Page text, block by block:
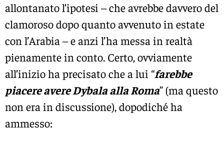
allontanato l’ipotesi – che avrebbe davvero del
clamoroso dopo quanto avvenuto in estate
con l’Arabia – e anzi l’ha messa in realtà
pienamente in conto. Certo, ovviamente
all’inizio ha precisato che a lui “farebbe
piacere avere Dybala alla Roma” (ma questo
non era in discussione), dopodiché ha
ammesso: